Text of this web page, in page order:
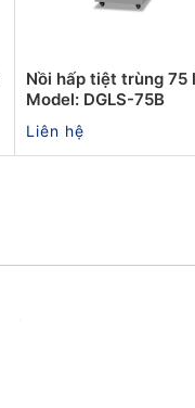
Nồi hấp tiệt trùng 75
Model: DGLS-75B
Liên hệ